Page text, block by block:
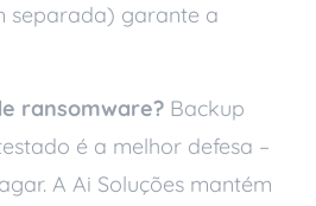
separada) garante a
ransomware? Backup
é a melhor defesa –
A Ai Soluções mantém